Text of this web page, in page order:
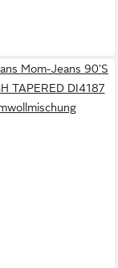
Mom-Jeans 90'S
TAPERED DI4187